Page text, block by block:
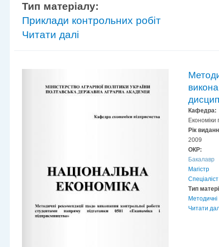
Тип матеріалу:
Приклади контрольних робіт
Читати далі
Кафедра:
Економіки
Рік
2009
ОКР:
Бакалавр
Магістр
Спеціаліст
Тип
Методичні
Читати